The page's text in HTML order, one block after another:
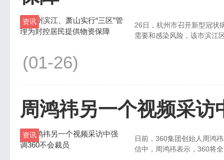
资讯
26日，杭州市召开新型冠状
需要和感染风险，该市滨江
(01-26)
周鸿祎另一个视频采访
资讯
日前，360集团创始人周鸿祎
信中，周鸿祎表示，360将